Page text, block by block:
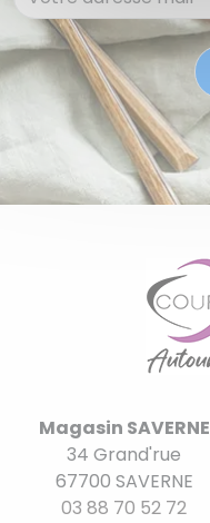
Magasin SAVERNE
34 Grand'rue
67700 SAVERNE
03 88 70 52 72